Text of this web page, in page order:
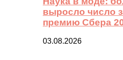
выросло число
премию Сбера
03.08.2026